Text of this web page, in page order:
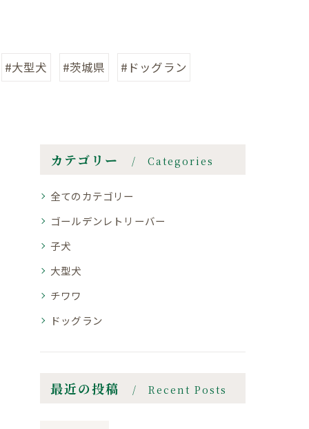
#大型犬 #茨城県
#ドッグラン
カテゴリー Categories
全てのカテゴリー
ゴールデンレトリーバー
子犬
大型犬
チワワ
ドッグラン
最近の投稿 Recent Posts